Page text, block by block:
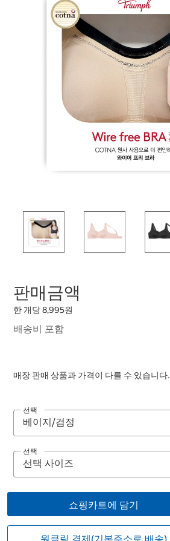
판매금액
한 개당 8,995원
배송비 포함
매장 판매 상품과 가격이 다를 수 있습니다.
선택
선택
쇼핑카트에 담기